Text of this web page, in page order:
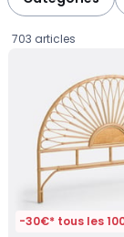
703 articles
-30€* tous les